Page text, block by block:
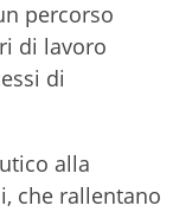
percorso
di lavoro
di
alla
che rallentano